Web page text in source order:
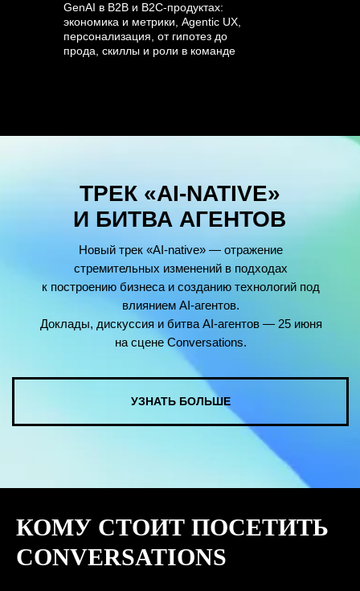
GenAI в B2B и B2C-продуктах:
экономика и метрики, Agentic UX,
персонализация, от гипотез до
прода, скиллы и роли в команде
КОМУ СТОИТ ПОСЕТИТЬ
CONVERSATIONS